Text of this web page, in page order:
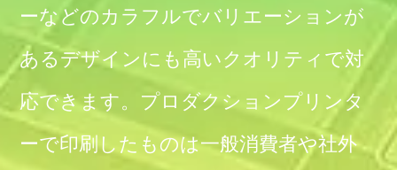
ーなどのカラフルでバリエーションが
あるデザインにも高いクオリティで対
応できます。プロダクションプリンタ
ーで印刷したものは一般消費者や社外